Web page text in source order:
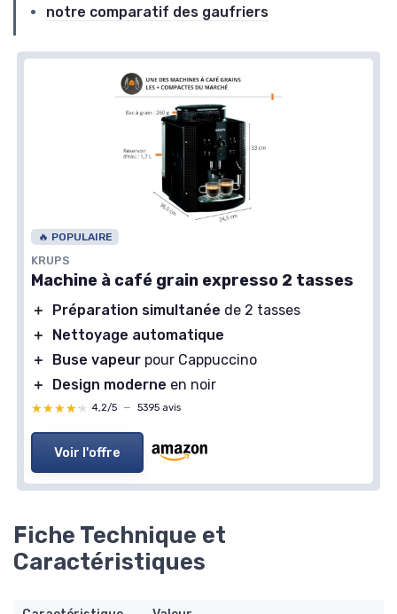
notre comparatif des gaufriers
🔥 POPULAIRE
KRUPS
Machine à café grain expresso 2 tasses
＋ Préparation simultanée de 2 tasses
＋
Nettoyage automatique
＋
Buse vapeur pour Cappuccino
＋
Design moderne en noir
★★★★★
★★★★★ 4,2/5 — 5395 avis
Voir l'offre
Fiche Technique et
Caractéristiques